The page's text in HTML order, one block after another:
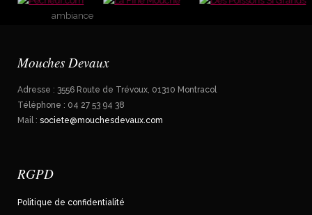
Mouches Devaux
Adresse : 3556 Route de Trévoux, 01310 Montracol
Téléphone : 04 27 53 94 38
Mail : societe@mouchesdevaux.com
RGPD
Politique de confidentialité